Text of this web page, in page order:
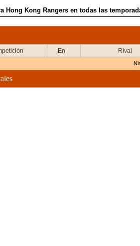
Hong Kong Rangers en todas las
En Rival